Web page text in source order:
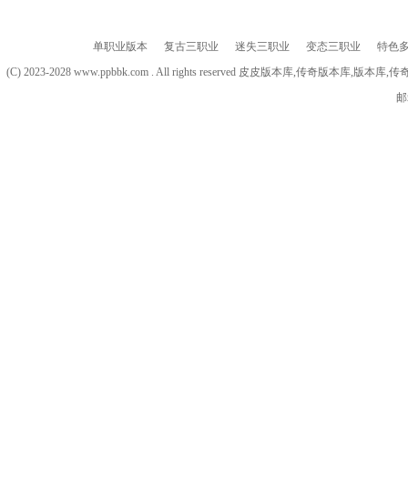
单职业版本 复古三职业 迷失三职业 变态三职业
特色
(C) 2023-2028 www.ppbbk.com . All rights reserved 皮皮版本库,传奇版本库,版本